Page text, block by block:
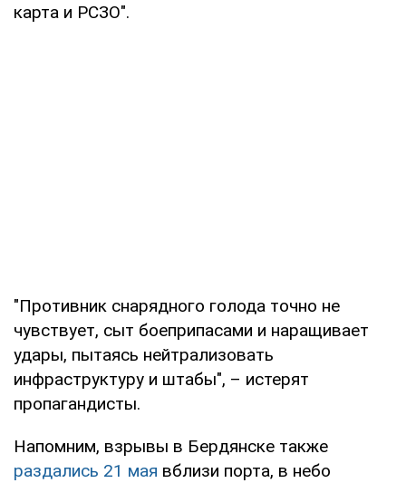
карта и РСЗО".
"Противник снарядного голода точно не
чувствует, сыт боеприпасами и наращивает
удары, пытаясь нейтрализовать
инфраструктуру и штабы", – истерят
пропагандисты.
Напомним, взрывы в Бердянске также
раздались 21 мая вблизи порта, в небо